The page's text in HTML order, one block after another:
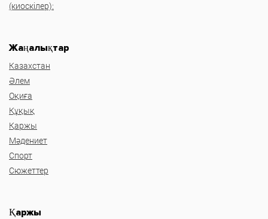
(киоскілер):
Жаңалықтар
Казахстан
Әлем
Оқиға
Құқық
Қаржы
Мәдениет
Спорт
Сюжеттер
Қаржы